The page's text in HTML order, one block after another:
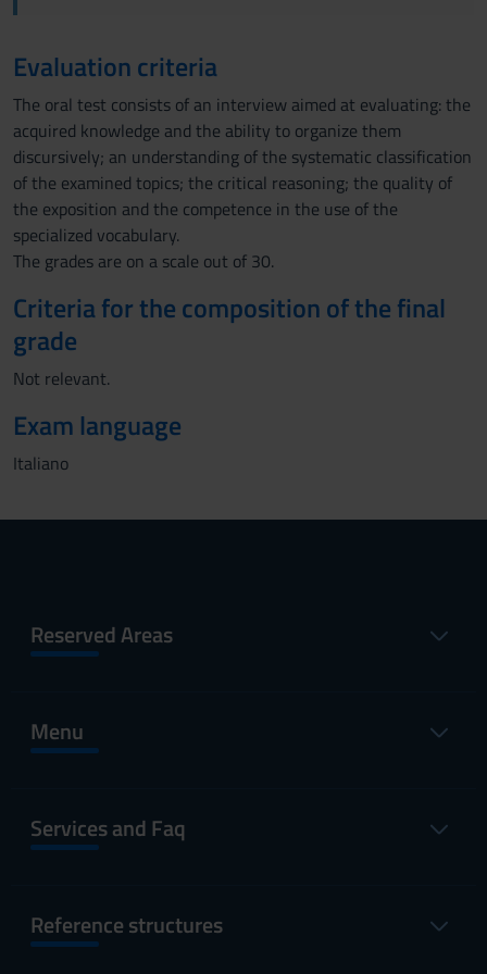
Evaluation criteria
The oral test consists of an interview aimed at evaluating: the
acquired knowledge and the ability to organize them
discursively; an understanding of the systematic classification
of the examined topics; the critical reasoning; the quality of
the exposition and the competence in the use of the
specialized vocabulary.
The grades are on a scale out of 30.
Criteria for the composition of the final
grade
Not relevant.
Exam language
Italiano
Reserved Areas
Menu
Services and Faq
Reference structures